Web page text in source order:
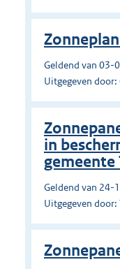
Geldend van 03-
Uitgegeven
in
gemeente
Geldend van 24-
Uitgegeven door: